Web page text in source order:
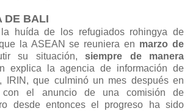
DE BALI
huída de los refugiados rohingya de
la ASEAN se reuniera en marzo de
su situación,siempre de manera
explica la agencia de información de
IRIN, que culminó un mes después en
con el anuncio de una comisión de
desde entonces el progreso ha sido